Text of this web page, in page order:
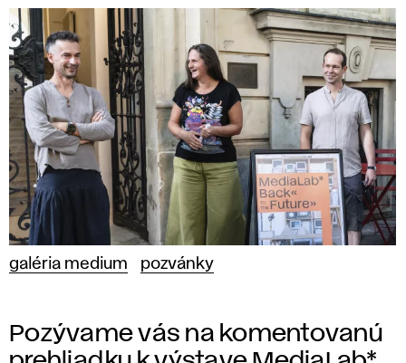
galéria medium pozvánky
Pozývame vás na komentovanú